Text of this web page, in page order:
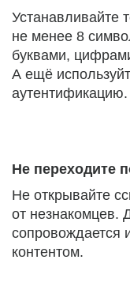
Устанавливайте
не менее 8
буквами,
А ещё
аутентификацию.
Не переходите
Не открывайте
от незнакомцев.
сопровождается
контентом.